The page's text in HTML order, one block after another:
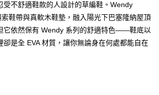
受不舒適鞋款的人設計的草編鞋。Wendy
鞋帶與真軟木鞋墊，融入陽光下巴塞隆納屋頂
它依然保有 Wendy 系列的舒適特色——鞋底以
卻是全 EVA 材質，讓你無論身在何處都能自在